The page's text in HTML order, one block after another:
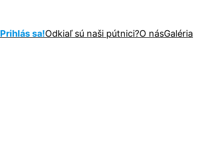
Prihlás sa!Odkiaľ sú naši pútnici?O násGaléria